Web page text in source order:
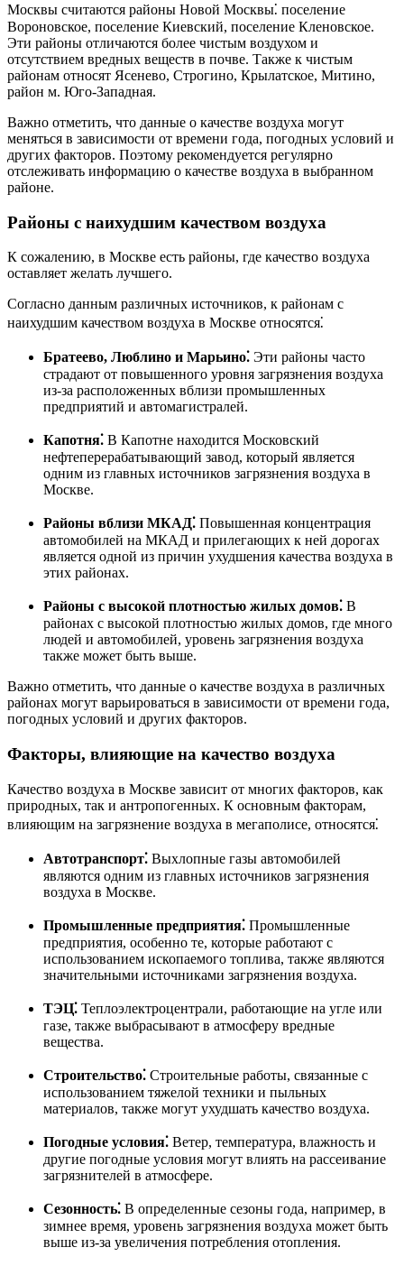
Москвы считаются районы Новой Москвы⁚ поселение
Вороновское, поселение Киевский, поселение Кленовское.
Эти районы отличаются более чистым воздухом и
отсутствием вредных веществ в почве. Также к чистым
районам относят Ясенево, Строгино, Крылатское, Митино,
район м. Юго-Западная.
Важно отметить, что данные о качестве воздуха могут
меняться в зависимости от времени года, погодных условий и
других факторов. Поэтому рекомендуется регулярно
отслеживать информацию о качестве воздуха в выбранном
районе.
Районы с наихудшим качеством воздуха
К сожалению, в Москве есть районы, где качество воздуха
оставляет желать лучшего.
Согласно данным различных источников, к районам с
наихудшим качеством воздуха в Москве относятся⁚
Братеево, Люблино и Марьино⁚ Эти районы часто
страдают от повышенного уровня загрязнения воздуха
из-за расположенных вблизи промышленных
предприятий и автомагистралей.
Капотня⁚ В Капотне находится Московский
нефтеперерабатывающий завод, который является
одним из главных источников загрязнения воздуха в
Москве.
Районы вблизи МКАД⁚ Повышенная концентрация
автомобилей на МКАД и прилегающих к ней дорогах
является одной из причин ухудшения качества воздуха в
этих районах.
Районы с высокой плотностью жилых домов⁚ В
районах с высокой плотностью жилых домов, где много
людей и автомобилей, уровень загрязнения воздуха
также может быть выше.
Важно отметить, что данные о качестве воздуха в различных
районах могут варьироваться в зависимости от времени года,
погодных условий и других факторов.
Факторы, влияющие на качество воздуха
Качество воздуха в Москве зависит от многих факторов, как
природных, так и антропогенных. К основным факторам,
влияющим на загрязнение воздуха в мегаполисе, относятся⁚
Автотранспорт⁚ Выхлопные газы автомобилей
являются одним из главных источников загрязнения
воздуха в Москве.
Промышленные предприятия⁚ Промышленные
предприятия, особенно те, которые работают с
использованием ископаемого топлива, также являются
значительными источниками загрязнения воздуха.
ТЭЦ⁚ Теплоэлектроцентрали, работающие на угле или
газе, также выбрасывают в атмосферу вредные
вещества.
Строительство⁚ Строительные работы, связанные с
использованием тяжелой техники и пыльных
материалов, также могут ухудшать качество воздуха.
Погодные условия⁚ Ветер, температура, влажность и
другие погодные условия могут влиять на рассеивание
загрязнителей в атмосфере.
Сезонность⁚ В определенные сезоны года, например, в
зимнее время, уровень загрязнения воздуха может быть
выше из-за увеличения потребления отопления.